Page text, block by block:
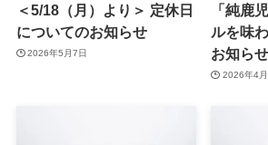
＜5/18（月）より＞ 定休日
についてのお知らせ
2026年5月7日
「純鹿
ルを味
お知らせ
2026年4